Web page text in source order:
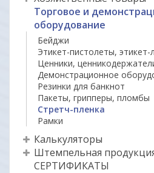
Торговое и
оборудование
Бейджи
Этикет-пистолеты, этикет-
Ценники,
Демонстрационное
Резинки для банкнот
Пакеты, грипперы, пломбы
Стретч-пленка
Рамки
Калькуляторы
Штемпельная
СЕРТИФИКАТЫ